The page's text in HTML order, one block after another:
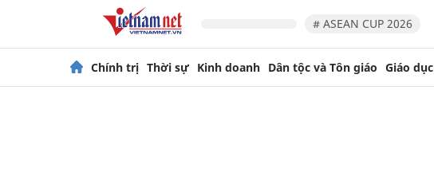
# ASEAN CUP 2026
Chính trị Thời sự Kinh doanh Dân tộc và Tôn giáo Giáo dục